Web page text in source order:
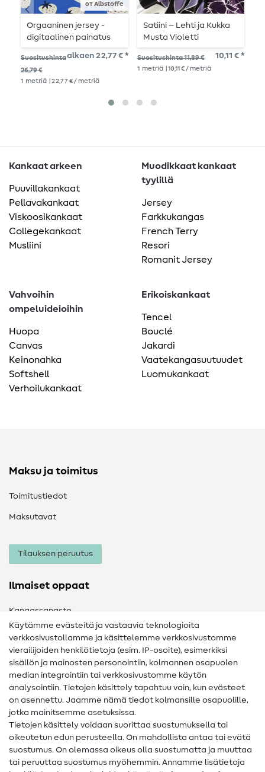
от Albstoffe
Orgaaninen jersey -
digitaalinen painatus
Picknick Strawberries
kuninkaansininen
Suositushinta
26,79 €
alkaen 22,77 € *
1 metriä | 22,77 € / metriä
Satiini – Lehti ja Kukka
Musta Violetti
Suositushinta 11,89 € 10,11 € *
1 metriä | 10,11 € / metriä
Kankaat arkeen
Puuvillakankaat
Pellavakankaat
Viskoosikankaat
Collegekankaat
Musliini
Muodikkaat kankaat
tyylillä
Jersey
Farkkukangas
French Terry
Resori
Romanit Jersey
Vahvoihin
ompeluideioihin
Huopa
Canvas
Keinonahka
Softshell
Verhoilukankaat
Erikoiskankaat
Tencel
Bouclé
Jakardi
Vaatekangasuutuudet
Luomukankaat
Maksu ja toimitus
Toimitustiedot
Maksutavat
Tilauksen peruutus
Ilmaiset oppaat
Kangassanasto
Ompelusanasto
Ompeluohjeet
Apua ja yhteystiedot
Yhteystiedot
Tietoa omistajanvaihdoksesta
Peruutusoikeus
Käytämme evästeitä ja vastaavia teknologioita
verkkosivustollamme ja käsittelemme verkkosivustomme
vierailijoiden henkilötietoja (esim. IP-osoite), esimerkiksi
sisällön ja mainosten personointiin, kolmannen osapuolen
median integrointiin tai verkkosivustomme käytön
analysointiin. Tietojen käsittely tapahtuu vain, kun evästeet
on asennettu. Jaamme nämä tiedot kolmansille osapuolille,
jotka mainitsemme asetuksissa.
Tietojen käsittely voidaan suorittaa suostumuksella tai
oikeutetun edun perusteella. On mahdollista antaa tai evätä
suostumus. On olemassa oikeus olla suostumatta ja muuttaa
tai peruuttaa suostumus myöhemmin. Annamme lisätietoja